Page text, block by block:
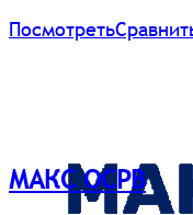
Посмотреть
МАКС ОСРВ